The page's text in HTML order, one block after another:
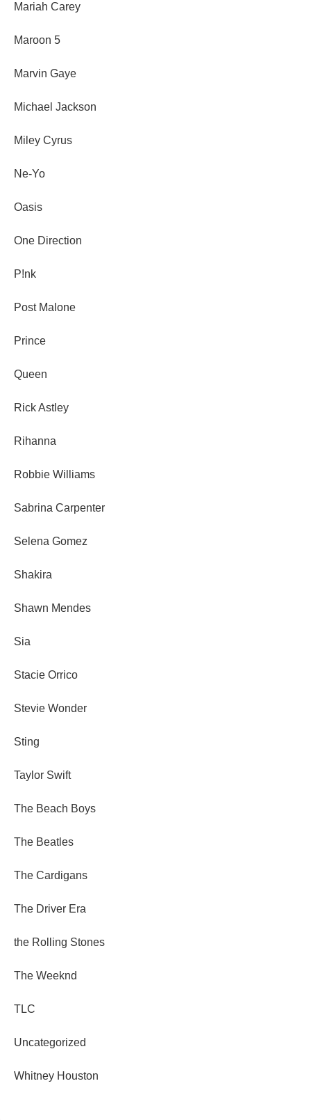
Mariah Carey
Maroon 5
Marvin Gaye
Michael Jackson
Miley Cyrus
Ne-Yo
Oasis
One Direction
P!nk
Post Malone
Prince
Queen
Rick Astley
Rihanna
Robbie Williams
Sabrina Carpenter
Selena Gomez
Shakira
Shawn Mendes
Sia
Stacie Orrico
Stevie Wonder
Sting
Taylor Swift
The Beach Boys
The Beatles
The Cardigans
The Driver Era
the Rolling Stones
The Weeknd
TLC
Uncategorized
Whitney Houston